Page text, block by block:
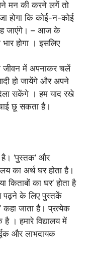
मन की करने लगें तो
होगा कि कोई-न-कोई
जाएंगे। – आज के
होगा । इसलिए
जीवन में अपनाकर चलें
हो जायेंगे और अपने
सकेंगे । हम याद रखे
छू सकता है।
है। ‘पुस्तक’ और
का अर्थ घर होता है।
किताबों का घर’ होता है
पढ़ने के लिए पुस्तकें
कहा जाता है। प्रत्येक
। हमारे विद्यालय में
और लाभदायक